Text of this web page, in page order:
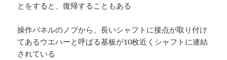
とをすると、復帰することもある
操作バネルのノブから、長いシャフトに接点が取り付け
てあるウエハーと呼ばる基板が10枚近くシャフトに連結
されている